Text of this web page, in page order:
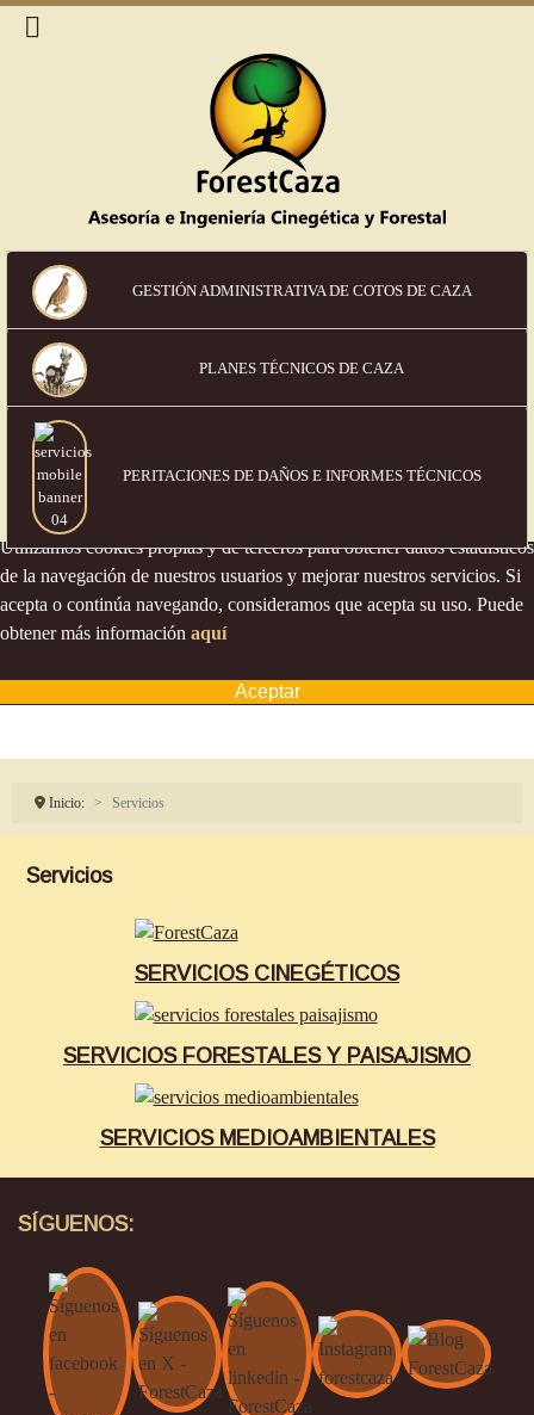
GESTIÓN ADMINISTRATIVA DE COTOS DE CAZA
PLANES TÉCNICOS DE CAZA
PERITACIONES DE DAÑOS E INFORMES TÉCNICOS
Política de cookies
Utilizamos cookies propias y de terceros para obtener datos estadísticos
de la navegación de nuestros usuarios y mejorar nuestros servicios. Si
acepta o continúa navegando, consideramos que acepta su uso. Puede
obtener más información aquí
Aceptar
Inicio: Servicios
Servicios
SERVICIOS CINEGÉTICOS
SERVICIOS FORESTALES Y PAISAJISMO
SERVICIOS MEDIOAMBIENTALES
SÍGUENOS: